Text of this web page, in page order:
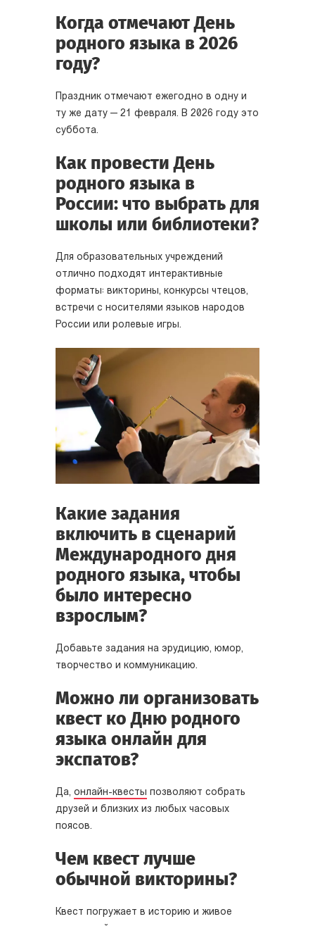
Когда отмечают День
родного языка в 2026
году?
Праздник отмечают ежегодно в одну и
ту же дату — 21 февраля. В 2026 году это
суббота.
Как провести День
родного языка в
России: что выбрать для
школы или библиотеки?
Для образовательных учреждений
отлично подходят интерактивные
форматы: викторины, конкурсы чтецов,
встречи с носителями языков народов
России или ролевые игры.
Какие задания
включить в сценарий
Международного дня
родного языка, чтобы
было интересно
взрослым?
Добавьте задания на эрудицию, юмор,
творчество и коммуникацию.
Можно ли организовать
квест ко Дню родного
языка онлайн для
экспатов?
Да, онлайн-квесты позволяют собрать
друзей и близких из любых часовых
поясов.
Чем квест лучше
обычной викторины?
Квест погружает в историю и живое